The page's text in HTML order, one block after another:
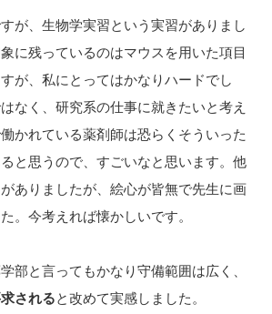
が、生物学実習という実習がありまし
に残っているのはマウスを用いた項目
が、私にとってはかなりハードでし
なく、研究系の仕事に就きたいと考え
かれている薬剤師は恐らくそういった
と思うので、すごいなと思います。他
ありましたが、絵心が皆無で先生に画
。今考えれば懐かしいです。
部と言ってもかなり守備範囲は広く、
されると改めて実感しました。